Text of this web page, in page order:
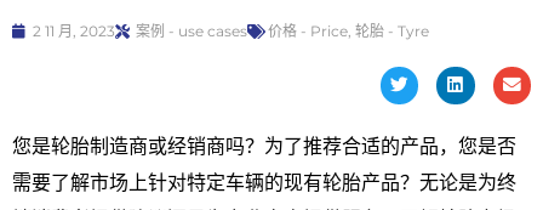
2 11 月, 2023 案例 - use cases 价格 - Price 轮胎 - Tyre
您是轮胎制造商或经销商吗？为了推荐合适的产品，您是否
需要了解市场上针对特定车辆的现有轮胎产品？无论是为终